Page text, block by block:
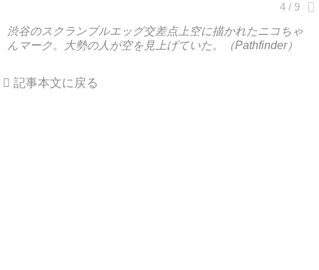
渋谷のスクランブルエッグ交差点上空に描かれたニコちゃ
んマーク。大勢の人が空を見上げていた。（Pathfinder）
記事本文に戻る